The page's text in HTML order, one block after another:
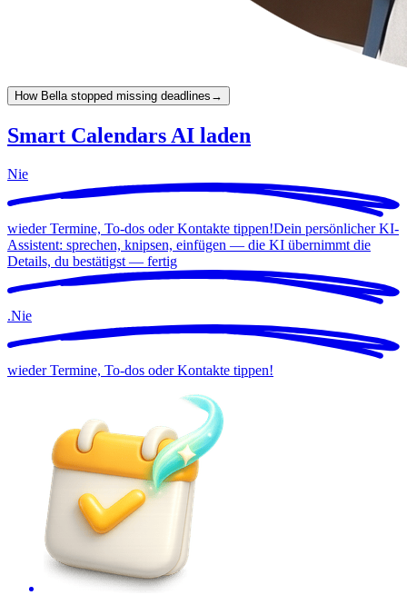
How Bella stopped missing deadlines →
Smart Calendars AI laden
Nie
wieder Termine, To-dos oder Kontakte tippen!Dein persönlicher KI-
Assistent: sprechen, knipsen, einfügen — die KI übernimmt die
Details, du bestätigst — fertig
.Nie
wieder Termine, To-dos oder Kontakte tippen!